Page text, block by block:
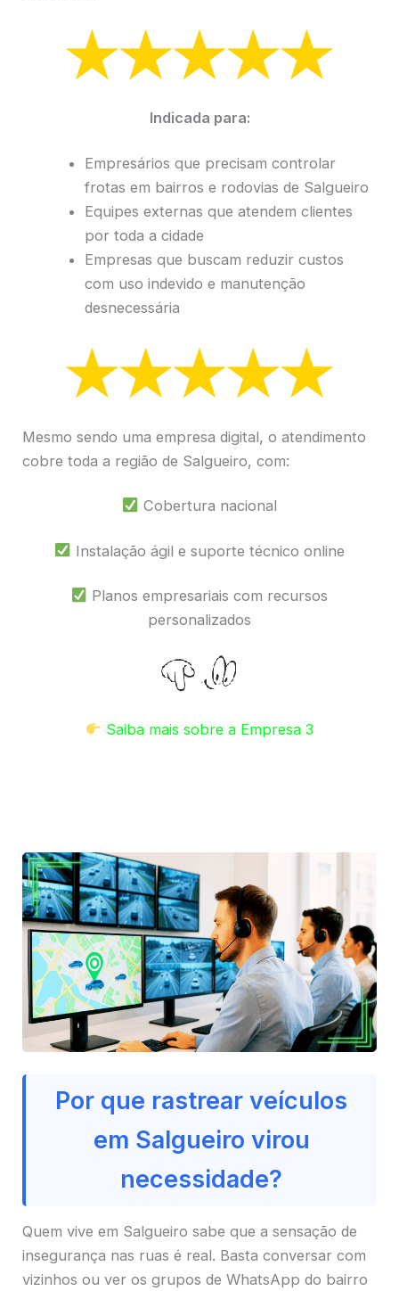
Indicada para:
Empresários que precisam controlar
frotas em bairros e rodovias de Salgueiro
Equipes externas que atendem clientes
por toda a cidade
Empresas que buscam reduzir custos
com uso indevido e manutenção
desnecessária
Mesmo sendo uma empresa digital, o atendimento
cobre toda a região de Salgueiro, com:
Cobertura nacional
Instalação ágil e suporte técnico online
Planos empresariais com recursos
personalizados
Saiba mais sobre a Empresa 3
Por que rastrear veículos
em Salgueiro virou
necessidade?
Quem vive em Salgueiro sabe que a sensação de
insegurança nas ruas é real. Basta conversar com
vizinhos ou ver os grupos de WhatsApp do bairro